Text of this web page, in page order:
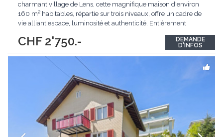
CHF 2'750.-
charmant village de Lens, cette magnifique maison d'environ
160 m² habitables, répartie sur trois niveaux, offre un cadre de
vie alliant espace, luminosité et authenticité. Entièrement
poutres apparentes et sa grande terrasse d’environ 26m2. La
maison bénéficie...
DEMANDE
D'INFOS